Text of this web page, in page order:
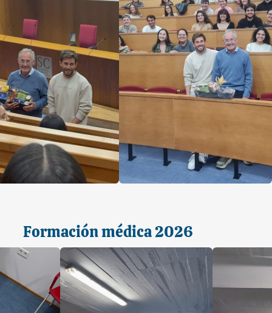
Formación médica 2026